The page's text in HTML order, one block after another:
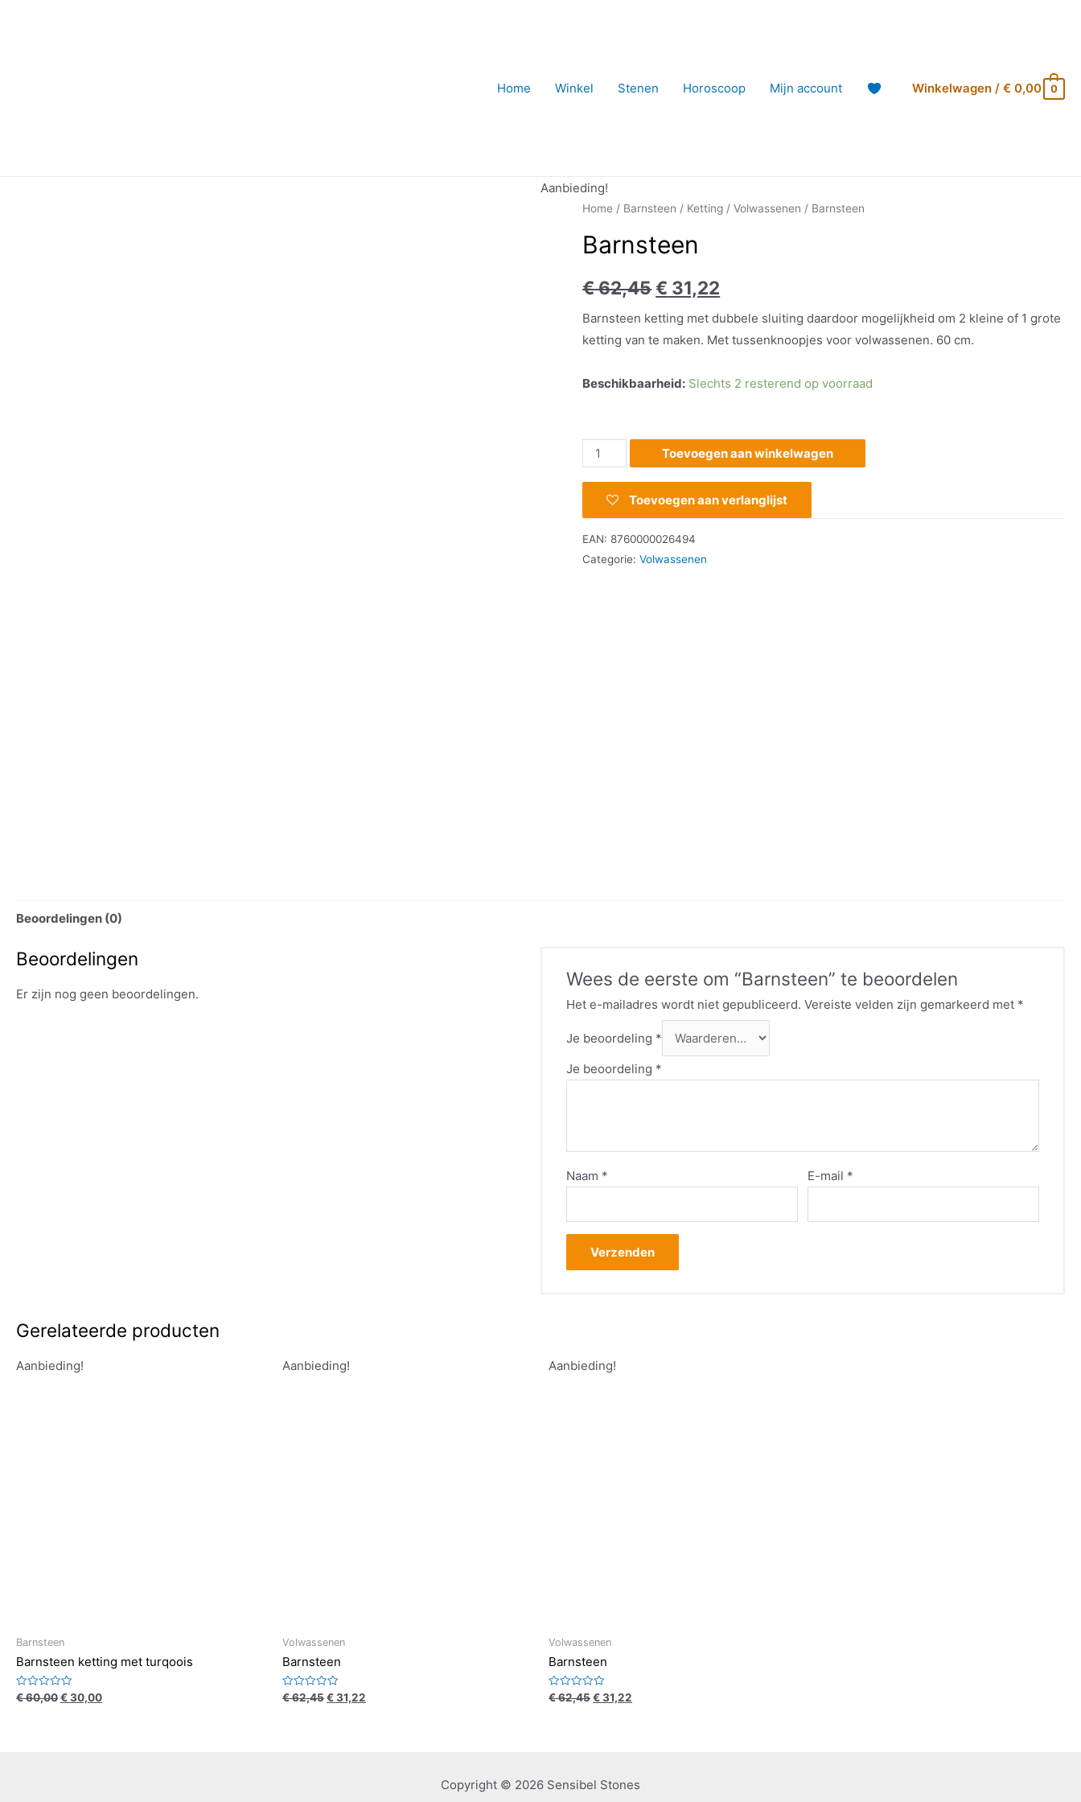
Home Winkel Stenen Horoscoop Mijn account Winkelwagen/ €0,00 0
Aanbieding!
Home / Barnsteen / Ketting /Volwassenen / Barnsteen
Barnsteen
€62,45€ 31,22
Barnsteen ketting met dubbele sluiting daardoor mogelijkheid om 2 kleine of 1 grote
ketting van te maken. Met tussenknoopjes voor volwassenen. 60 cm.
Beschikbaarheid: Slechts 2 resterend op voorraad
Toevoegen aan winkelwagen
Toevoegen aan verlanglijst
EAN:8760000026494
Categorie:Volwassenen
Beoordelingen (0)
Beoordelingen
Er zijn nog geen beoordelingen.
Wees de eerste om “Barnsteen” te beoordelen
Het e-mailadres wordt niet gepubliceerd. Vereiste velden zijn gemarkeerd met *
Je beoordeling *
Je beoordeling *
Naam * E-mail *
Gerelateerde producten
Aanbieding!
Barnsteen
Barnsteen ketting met turqoois
Waardering
€60,00€30,00
Aanbieding!
Volwassenen
Barnsteen
Waardering
€62,45€31,22
Aanbieding!
Volwassenen
Barnsteen
Waardering
€62,45€31,22
Copyright © 2026 Sensibel Stones